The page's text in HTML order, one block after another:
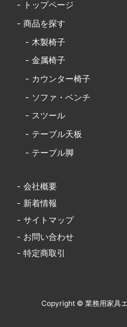
- トップページ
- 商品を探す
- 木製椅子
- 金属椅子
- カウンター椅子
- ソファ・ベンチ
- スツール
- テーブル天板
- テーブル脚
- 会社概要
- 新着情報
- サイトマップ
- お問い合わせ
- 特定商取引
Copyright © 業務用家具